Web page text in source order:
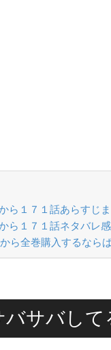
ら１７１話あらすじ
ら１７１話ネタバレ
ら全巻購入するなら
サバして